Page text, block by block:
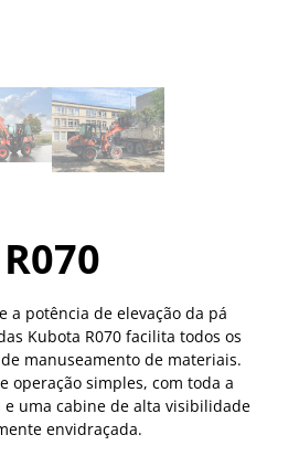
R070
a potência de elevação da pá
Kubota R070 facilita todos os
manuseamento de materiais.
operação simples, com toda a
e uma cabine de alta visibilidade
envidraçada.